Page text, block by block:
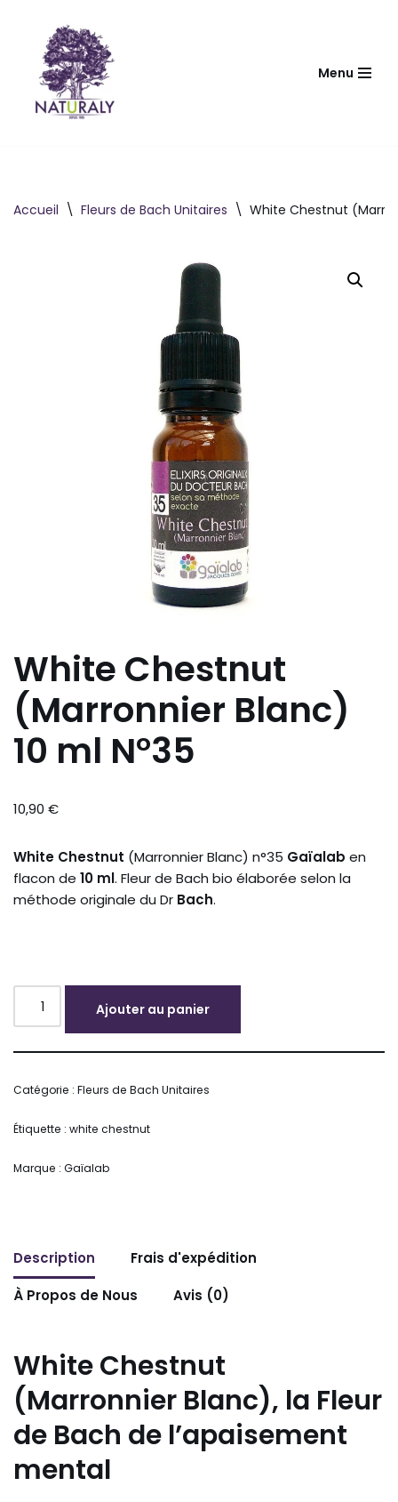
contenu
Menu
Accueil \ Fleurs de Bach Unitaires \ White Chestnut
White Chestnut
(Marronnier Blanc)
10 ml N°35
10,90 €
White Chestnut (Marronnier Blanc) n°35 Gaïalab en
flacon de 10 ml. Fleur de Bach bio élaborée selon la
méthode originale du Dr Bach.
Ajouter au panier
Catégorie : Fleurs de Bach Unitaires
Étiquette : white chestnut
Marque : Gaïalab
Description
Frais d'expédition
À Propos de Nous
Avis (0)
White Chestnut
(Marronnier Blanc), la Fleur
de Bach de l’apaisement
mental